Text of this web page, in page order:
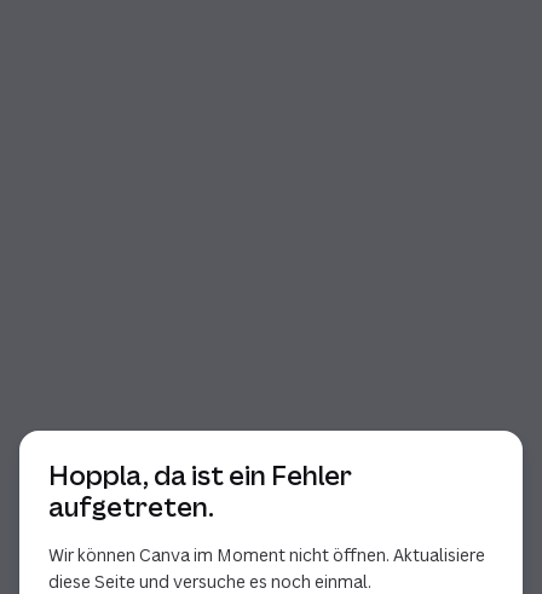
Hoppla, da ist ein Fehler
aufgetreten.
Wir können Canva im Moment nicht öffnen. Aktualisiere
diese Seite und versuche es noch einmal.